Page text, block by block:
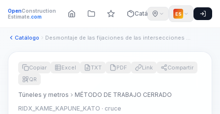
OpenConstruction
Estimate.com Catálogo ES
Catálogo Desmontaje de las fijaciones de las intersecciones de galerí...
Copiar Excel TXT PDF Link
Compartir
QR
Túneles y metros
MÉTODO DE TRABAJO CERRADO
RIDX_KAME_KAPUNE_KATO · cruce